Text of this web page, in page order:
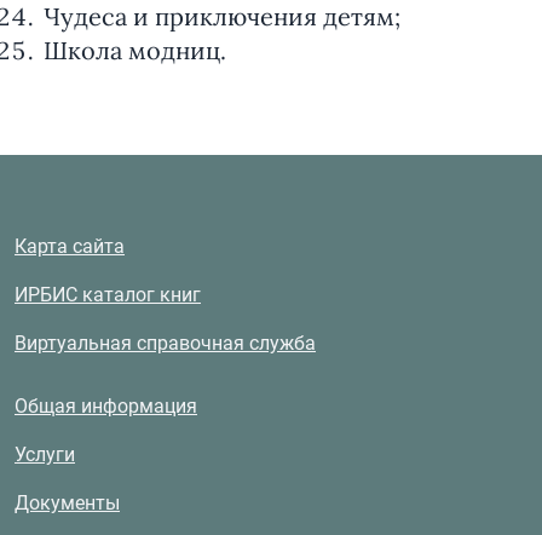
Чудеса и приключения детям;
Школа модниц.
Карта сайта
ИРБИС каталог книг
Виртуальная справочная служба
Общая информация
Услуги
Документы